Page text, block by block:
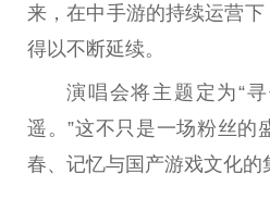
来，在中手游的持续运营
得以不断延续。
演唱会将主题定为“
遥。”这不只是一场粉丝的
春、记忆与国产游戏文化的